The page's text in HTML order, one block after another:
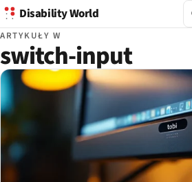
Disability World
ARTYKUŁY W
switch-input